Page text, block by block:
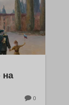
на
0